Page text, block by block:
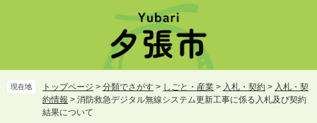
頭
で
飛
ば
現在地 トップページ > 分類でさがす > しごと・産業 > 入札・契約 > 入札・契
約情報 > 消防救急デジタル無線システム更新工事に係る入札及び契約
結果について